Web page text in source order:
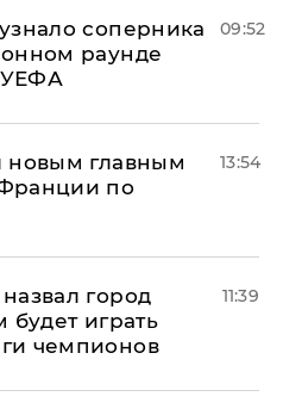
соперника
раунде
09:52
новым главным
по
13:54
город
будет играть
чемпионов
11:39